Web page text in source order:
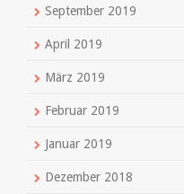
September 2019
April 2019
März 2019
Februar 2019
Januar 2019
Dezember 2018